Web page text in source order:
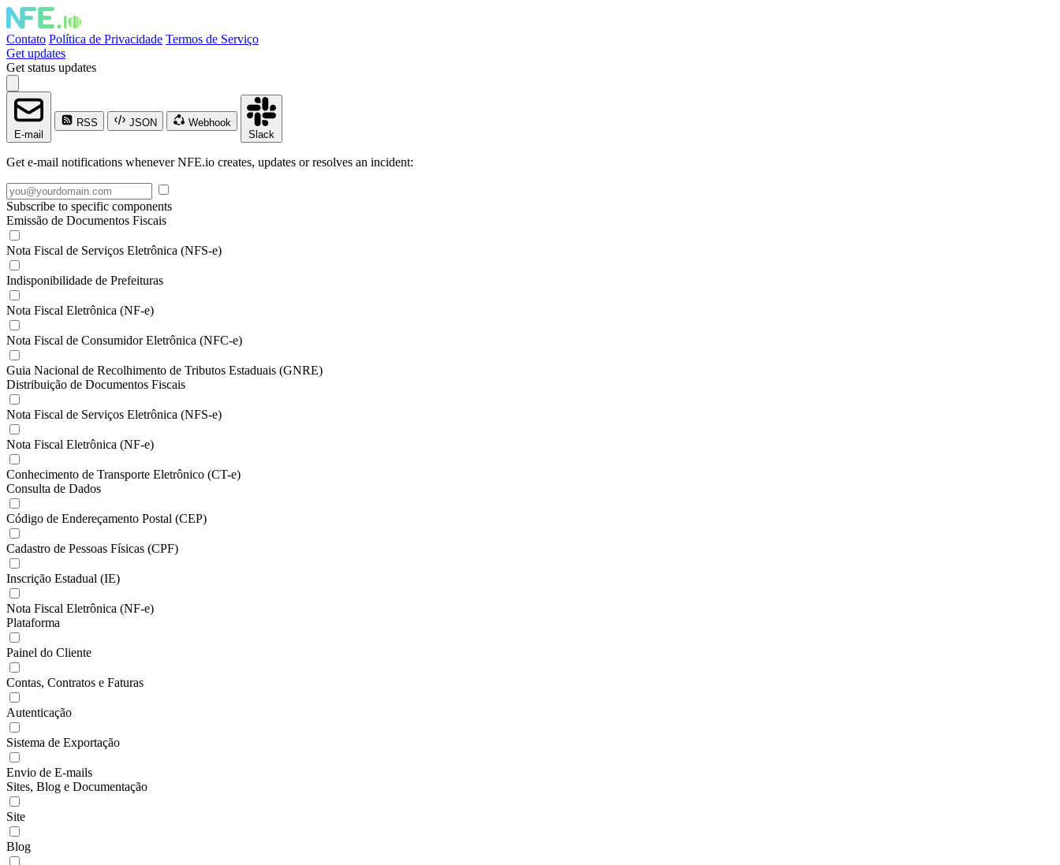
Contato Política de Privacidade Termos de Serviço
Get updates
Get status updates
E-mail
RSS JSON
Webhook
Slack
Get e-mail notifications whenever NFE.io creates, updates or resolves an incident:
Subscribe to specific components
Emissão de Documentos Fiscais
Nota Fiscal de Serviços Eletrônica (NFS-e)
Indisponibilidade de Prefeituras
Nota Fiscal Eletrônica (NF-e)
Nota Fiscal de Consumidor Eletrônica (NFC-e)
Guia Nacional de Recolhimento de Tributos Estaduais (GNRE)
Distribuição de Documentos Fiscais
Nota Fiscal de Serviços Eletrônica (NFS-e)
Nota Fiscal Eletrônica (NF-e)
Conhecimento de Transporte Eletrônico (CT-e)
Consulta de Dados
Código de Endereçamento Postal (CEP)
Cadastro de Pessoas Físicas (CPF)
Inscrição Estadual (IE)
Nota Fiscal Eletrônica (NF-e)
Plataforma
Painel do Cliente
Contas, Contratos e Faturas
Autenticação
Sistema de Exportação
Envio de E-mails
Sites, Blog e Documentação
Site
Blog